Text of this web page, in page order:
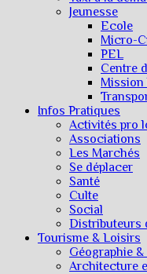
Jeunesse
Ecole
Micro-
PEL
Centre
Mission
Infos Pratiques
Activités pro
Associations
Les Marchés
Se déplacer
Santé
Culte
Social
Distributeurs
Tourisme & Loisirs
Géographie
Architecture